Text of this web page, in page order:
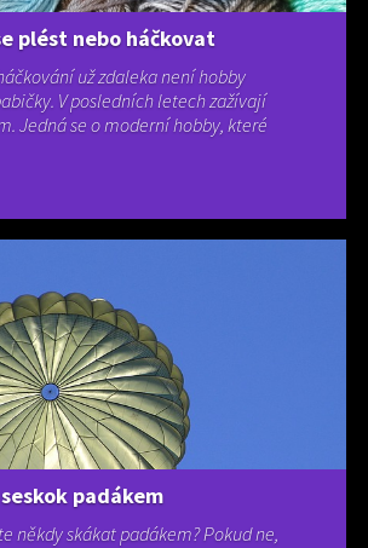
plést nebo háčkovat
už zdaleka není hobby
V posledních letech zažívají
Jedná se o moderní hobby, které
padákem
někdy skákat padákem? Pokud ne,